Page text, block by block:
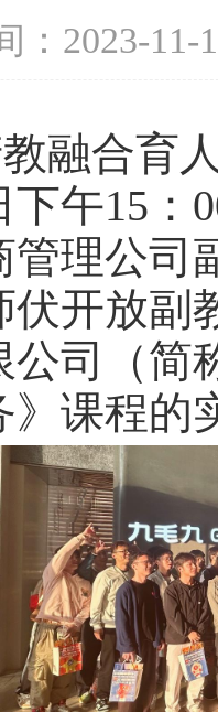
：2023-11-
融合育
下午15：
管理公司
伏开放副
司（简
》课程的